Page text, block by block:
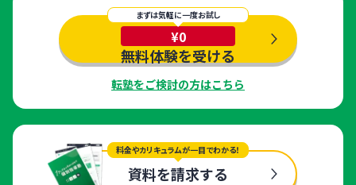
まずは気軽に一度お試し
¥0
無料体験を受ける
転塾をご検討の方はこちら
料金やカリキュラムが一目でわかる！
資料を請求する